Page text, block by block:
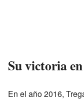
Su victoria
En el año 2016,